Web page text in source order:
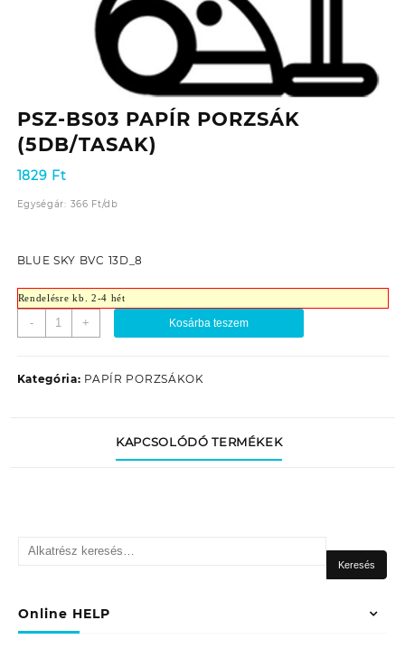
PSZ-BS03 PAPÍR PORZSÁK
(5DB/TASAK)
1829 Ft
Egységár: 366 Ft/db
BLUE SKY BVC 13D_8
Rendelésre kb. 2-4 hét
-
PSZ-
BS03
PORZSÁK
+ Kosárba teszem
Kategória: PAPÍR PORZSÁKOK
KAPCSOLÓDÓ TERMÉKEK
Keresés
Keresés
Online HELP